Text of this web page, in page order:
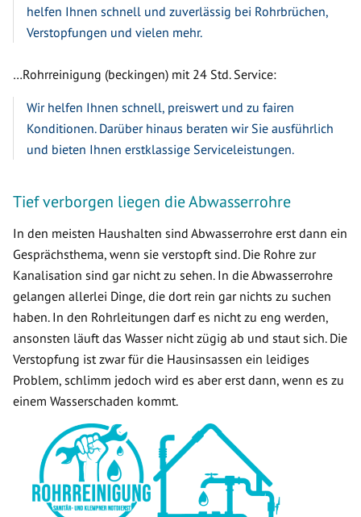
helfen Ihnen schnell und zuverlässig bei Rohrbrüchen,
Verstopfungen und vielen mehr.
…Rohrreinigung (beckingen) mit 24 Std. Service:
Wir helfen Ihnen schnell, preiswert und zu fairen
Konditionen. Darüber hinaus beraten wir Sie ausführlich
und bieten Ihnen erstklassige Serviceleistungen.
Tief verborgen liegen die Abwasserrohre
In den meisten Haushalten sind Abwasserrohre erst dann ein
Gesprächsthema, wenn sie verstopft sind. Die Rohre zur
Kanalisation sind gar nicht zu sehen. In die Abwasserrohre
gelangen allerlei Dinge, die dort rein gar nichts zu suchen
haben. In den Rohrleitungen darf es nicht zu eng werden,
ansonsten läuft das Wasser nicht zügig ab und staut sich. Die
Verstopfung ist zwar für die Hausinsassen ein leidiges
Problem, schlimm jedoch wird es aber erst dann, wenn es zu
einem Wasserschaden kommt.